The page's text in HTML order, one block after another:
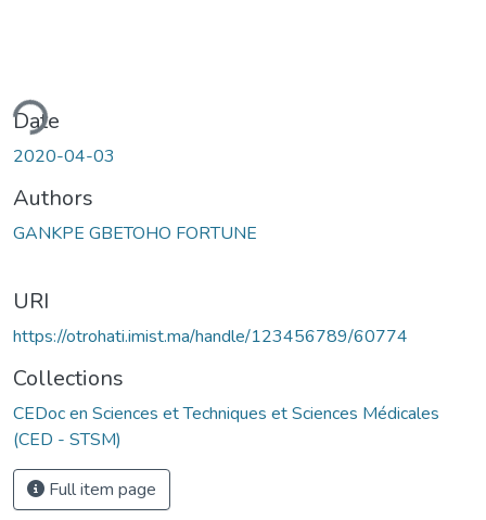
Date
2020-04-03
Authors
GANKPE GBETOHO FORTUNE
URI
https://otrohati.imist.ma/handle/123456789/60774
Collections
CEDoc en Sciences et Techniques et Sciences Médicales
(CED - STSM)
Full item page